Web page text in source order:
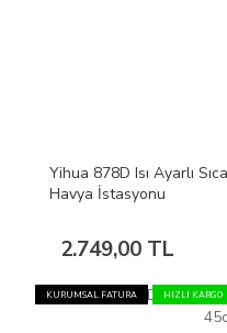
Yihua 878D Isı Ayarlı
Havya İstasyonu
2.749,00 TL
KURUMSAL FATURA HIZLI KARGO